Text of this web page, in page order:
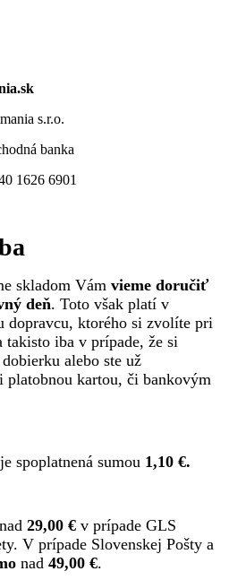
s.r.o.
banka
1626 6901
skladom Vám vieme doručiť
deň. Toto však platí v
dopravcu, ktorého si zvolíte pri
takisto iba v prípade, že si
alebo ste už
platobnou kartou, či bankovým
spoplatnená sumou 1,10 €.
nad 29,00 € v prípade GLS
V prípade Slovenskej Pošty a
nad 49,00 €.